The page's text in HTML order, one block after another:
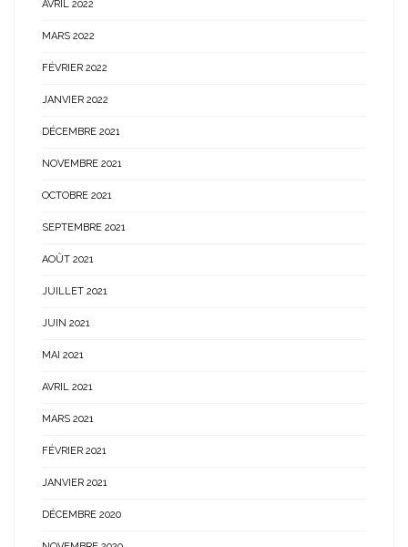
AVRIL 2022
MARS 2022
FÉVRIER 2022
JANVIER 2022
DÉCEMBRE 2021
NOVEMBRE 2021
OCTOBRE 2021
SEPTEMBRE 2021
AOÛT 2021
JUILLET 2021
JUIN 2021
MAI 2021
AVRIL 2021
MARS 2021
FÉVRIER 2021
JANVIER 2021
DÉCEMBRE 2020